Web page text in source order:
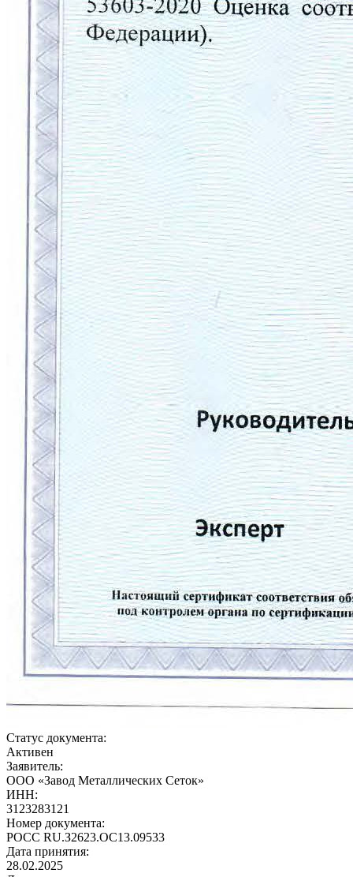
Статус документа:
Активен
Заявитель:
ООО «Завод Металлических Сеток»
ИНН:
3123283121
Номер документа:
РОСС RU.З2623.ОС13.09533
Дата принятия:
28.02.2025